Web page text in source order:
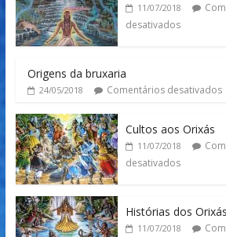
11/07/2018
desativados
Origens da bruxaria
24/05/2018 Comentários desativados
Cultos aos Orixás
11/07/2018
desativados
Histórias dos Orixás
11/07/2018